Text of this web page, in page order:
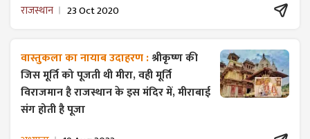
राजस्थान 23 Oct 2020
वास्तुकला का नायाब उदाहरण :श्रीकृष्ण की
जिस मूर्ति को पूजती थी मीरा, वही मूर्ति
विराजमान है राजस्थान के इस मंदिर में, मीराबाई
संग होती है पूजा